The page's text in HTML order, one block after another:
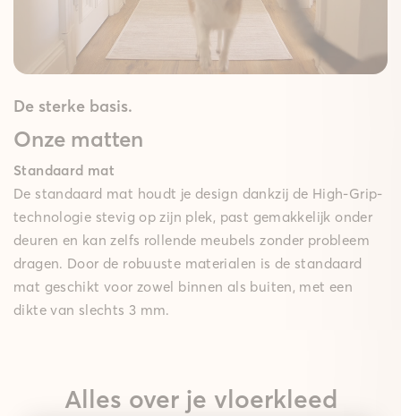
De sterke basis.
Onze matten
Standaard mat
De standaard mat houdt je design dankzij de High-Grip-
technologie stevig op zijn plek, past gemakkelijk onder
deuren en kan zelfs rollende meubels zonder probleem
dragen. Door de robuuste materialen is de standaard
mat geschikt voor zowel binnen als buiten, met een
dikte van slechts 3 mm.
Alles over je vloerkleed